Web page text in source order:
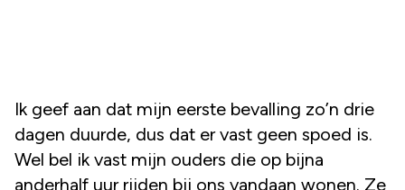
Ik geef aan dat mijn eerste bevalling zo’n drie
dagen duurde, dus dat er vast geen spoed is.
Wel bel ik vast mijn ouders die op bijna
anderhalf uur rijden bij ons vandaan wonen. Ze